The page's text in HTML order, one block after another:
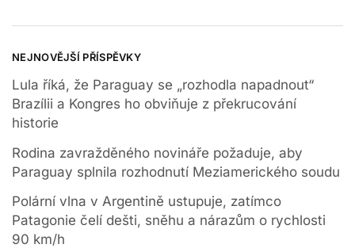
NEJNOVĚJŠÍ PŘÍSPĚVKY
Lula říká, že Paraguay se „rozhodla napadnout“
Brazílii a Kongres ho obviňuje z překrucování
historie
Rodina zavražděného novináře požaduje, aby
Paraguay splnila rozhodnutí Meziamerického soudu
Polární vlna v Argentině ustupuje, zatímco
Patagonie čelí dešti, sněhu a nárazům o rychlosti
90 km/h